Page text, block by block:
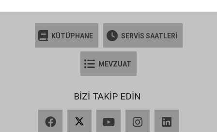
KÜTÜPHANE SERVİS SAATLERİ
MEVZUAT
BİZİ TAKİP EDİN